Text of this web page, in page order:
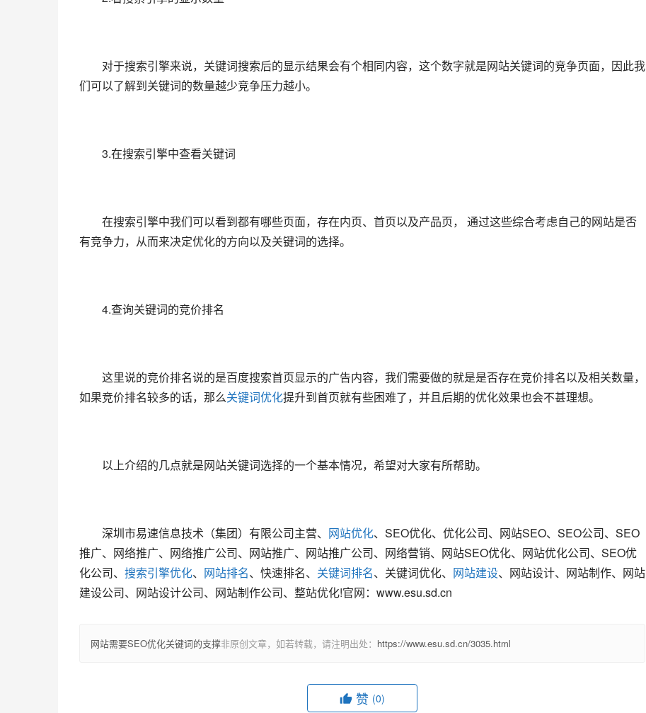
对于搜索引擎来说，关键词搜索后的显示结果会有个相同内容，这个数字就是网站关键词的竞争页面，因此我
们可以了解到关键词的数量越少竞争压力越小。
3.在搜索引擎中查看关键词
在搜索引擎中我们可以看到都有哪些页面，存在内页、首页以及产品页， 通过这些综合考虑自己的网站是否
有竞争力，从而来决定优化的方向以及关键词的选择。
4.查询关键词的竞价排名
这里说的竞价排名说的是百度搜索首页显示的广告内容，我们需要做的就是是否存在竞价排名以及相关数量，
如果竞价排名较多的话，那么关键词优化提升到首页就有些困难了，并且后期的优化效果也会不甚理想。
以上介绍的几点就是网站关键词选择的一个基本情况，希望对大家有所帮助。
深圳市易速信息技术（集团）有限公司主营、 网站优化、SEO优化、优化公司、网站SEO、SEO公司、SEO
推广、网络推广、网络推广公司、网站推广、网站推广公司、网络营销、网站SEO优化、网站优化公司、SEO优
化公司、 搜索引擎优化、 网站排名、快速排名、 关键词排名、关键词优化、 网站建设、网站设计、网站制作、网站
建设公司、网站设计公司、网站制作公司、整站优化!官网：www.esu.sd.cn
网站需要SEO优化关键词的支撑非原创文章，如若转载，请注明出处： https://www.esu.sd.cn/3035.html
赞 (0)